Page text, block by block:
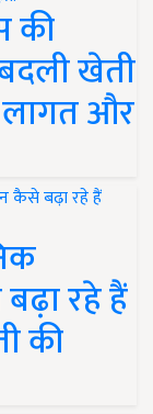
की
खेती
लागत और
रहे हैं
की